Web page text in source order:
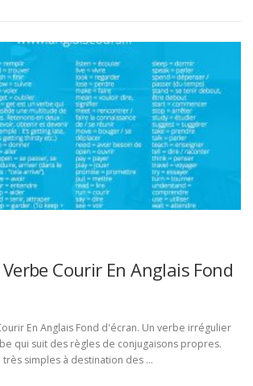
Courir En Anglais Fond
En Anglais Fond d'écran. Un verbe irrégulier
qui suit des règles de conjugaisons propres.
simples à destination des …